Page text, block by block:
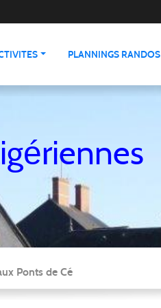
PLANNINGS RANDOS
Ponts de Cé